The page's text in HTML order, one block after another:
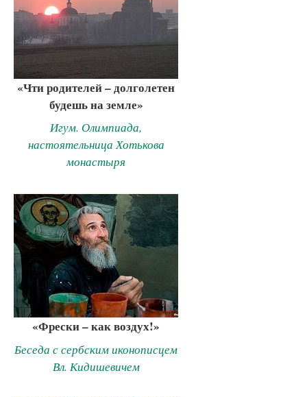
«Чти родителей – долголетен
будешь на земле»
Игум. Олимпиада,
настоятельница Хотькова
монастыря
«Фрески – как воздух!»
Беседа с сербским иконописцем
Вл. Кидишевичем